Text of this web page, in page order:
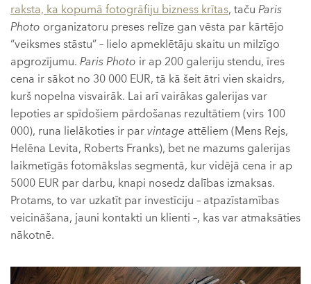
raksta, ka kopumā fotogrāfiju bizness krītas, taču Paris
Photo organizatoru preses relīze gan vēsta par kārtējo
“veiksmes stāstu” – lielo apmeklētāju skaitu un milzīgo
apgrozījumu. Paris Photo ir ap 200 galeriju stendu, īres
cena ir sākot no 30 000 EUR, tā kā šeit ātri vien skaidrs,
kurš nopelna visvairāk. Lai arī vairākas galerijas var
lepoties ar spīdošiem pārdošanas rezultātiem (virs 100
000), runa lielākoties ir parvintage attēliem (Mens Rejs,
Helēna Levita, Roberts Franks), bet ne mazums galerijas
laikmetīgās fotomākslas segmentā, kur vidējā cena ir ap
5000 EUR par darbu, knapi nosedz dalības izmaksas.
Protams, to var uzkatīt par investīciju – atpazīstamības
veicināšana, jauni kontakti un klienti –, kas var atmaksāties
nākotnē.